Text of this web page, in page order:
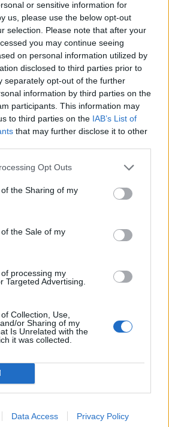
or sensitive information for
us, please use the below opt-out
selection. Please note that after your
you may continue seeing
on personal information utilized by
disclosed to third parties prior to
separately opt-out of the further
information by third parties on the
participants. This information may
to third parties on the IAB’s List of
that may further disclose it to other
Opt Outs
the Sharing of my
the Sale of my
processing my
Targeted Advertising.
Collection, Use,
or Sharing of my
Is Unrelated with the
it was collected.
Data Access Privacy Policy
A
pari a
PREOCCUPATO
"Momento
venda
A
l'Inter
Perde 2-1 in